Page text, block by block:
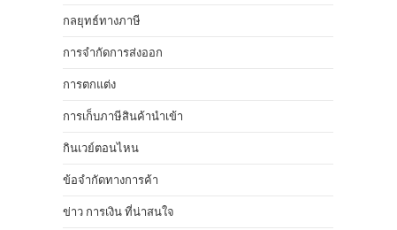
กลยุทธ์ทางภาษี
การจำกัดการส่งออก
การตกแต่ง
การเก็บภาษีสินค้านำเข้า
กินเวย์ตอนไหน
ข้อจำกัดทางการค้า
ข่าว การเงิน ที่น่าสนใจ